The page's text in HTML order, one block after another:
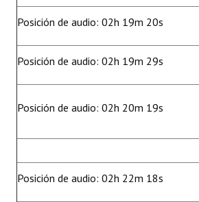
Posición de audio: 02h 19m 20s
Posición de audio: 02h 19m 29s
Posición de audio: 02h 20m 19s
Posición de audio: 02h 22m 18s